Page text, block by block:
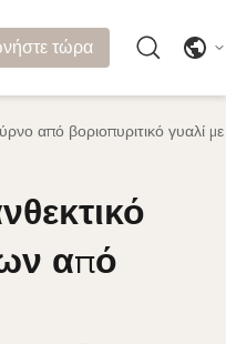
τώρα
από βοριοπυριτικό γυαλί
από
από